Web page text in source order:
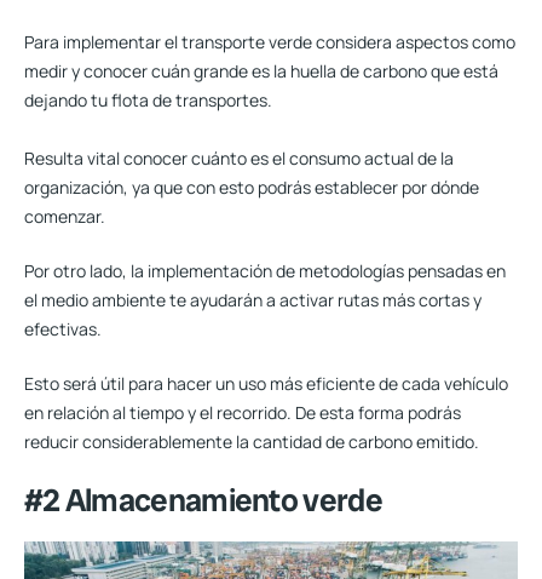
Para implementar el transporte verde considera aspectos como
medir y conocer cuán grande es la huella de carbono que está
dejando tu flota de transportes.
Resulta vital conocer cuánto es el consumo actual de la
organización, ya que con esto podrás establecer por dónde
comenzar.
Por otro lado, la implementación de metodologías pensadas en
el medio ambiente te ayudarán a activar rutas más cortas y
efectivas.
Esto será útil para hacer un uso más eficiente de cada vehículo
en relación al tiempo y el recorrido. De esta forma podrás
reducir considerablemente la cantidad de carbono emitido.
#2 Almacenamiento verde